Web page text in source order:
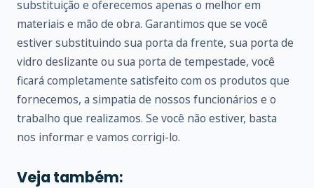
substituição e oferecemos apenas o melhor em
materiais e mão de obra. Garantimos que se você
estiver substituindo sua porta da frente, sua porta de
vidro deslizante ou sua porta de tempestade, você
ficará completamente satisfeito com os produtos que
fornecemos, a simpatia de nossos funcionários e o
trabalho que realizamos. Se você não estiver, basta
nos informar e vamos corrigi-lo.
Veja também: